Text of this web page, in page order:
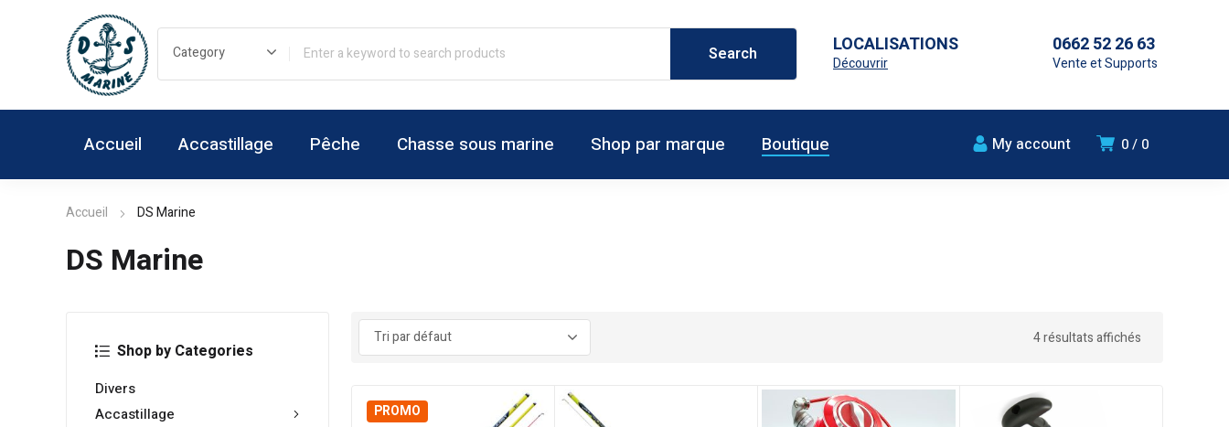
LOCALISATIONS
Découvrir
0662 52 26 63
Vente et Supports
0 0
My account
Accueil Accastillage Pêche Chasse sous marine Shop par marque Boutique
Accueil DS Marine
DS Marine
Shop by Categories
Divers
Accastillage
4 résultats affichés
PROMO